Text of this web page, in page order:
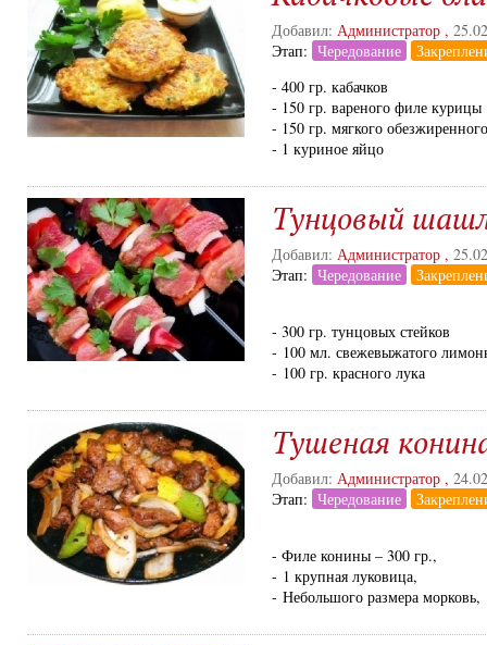
Добавил: Администратор ,
Этап: Чередование
- 400 гр. кабачков
- 150 гр. вареного филе курицы
- 150 гр. мягкого
- 1 куриное яйцо
Тунцовый
Добавил: Администратор ,
Этап: Чередование
- 300 гр. тунцовых стейков
- 100 мл. свежевыжатого
- 100 гр. красного лука
Тушеная
Добавил: Администратор ,
Этап: Чередование
- Филе конины – 300 гр.,
- 1 крупная луковица,
- Небольшого размера морковь,